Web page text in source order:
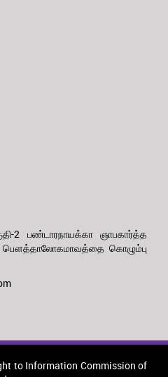
2 பண்டாரநாயக்கா ஞாபகார்த்த
பௌத்தாலோகமாவத்தை கொழும்பு
to Information Commission of